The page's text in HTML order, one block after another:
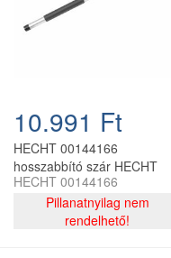
10.991 Ft
HECHT 00144166
hosszabbító szár HECHT
1441 akkumulátoros géphez,
72 cm
HECHT 00144166
Pillanatnyilag nem
rendelhető!